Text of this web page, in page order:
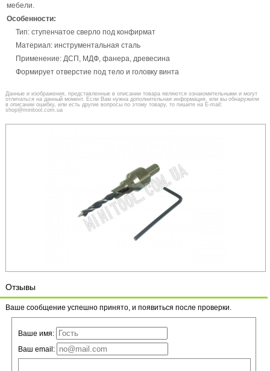
мебели.
Особенности:
Тип: ступенчатое сверло под конфирмат
Материал: инструментальная сталь
Применение: ДСП, МДФ, фанера, древесина
Формирует отверстие под тело и головку винта
Данные и изображения, представленные в описании товара являются ознакомительными и могут
отличаться на данный момент. Если Вам нужна дополнительная информация, или вы обнаружили
в описании ошибку, или есть другие вопросы по этому товару, то пишите на E-mail:
shop@minitool.com.ua
Отзывы
Ваше сообщение успешно принято, и появиться после проверки.
Ваше имя:
Ваш email: